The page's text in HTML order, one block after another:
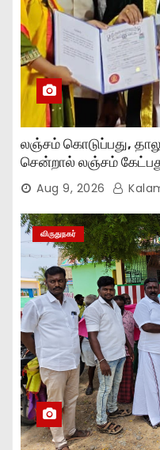
லஞ்சம் கொடுப்பது,
சென்றால் லஞ்சம்
நிறுத்தியுள்ளோம்..,
Aug 9, 2026
விருதுநகர்